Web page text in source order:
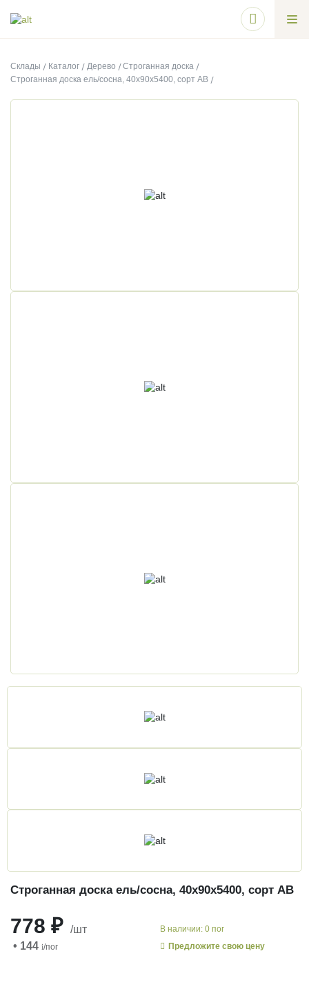
Склады Каталог Дерево
Строганная доска
Строганная доска ель/сосна, 40х90х5400, сорт АВ
Строганная доска ель/сосна, 40х90х5400, сорт АВ
778 ₽ /шт
• 144 i/пог
В наличии: 0 пог
Предложите свою цену